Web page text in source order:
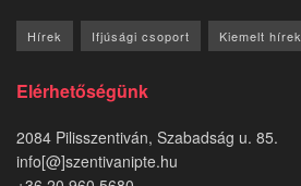
Hírek Ifjúsági csoport Kiemelt hírek
Elérhetőségünk
2084 Pilisszentiván, Szabadság u. 85.
info[@]szentivanipte.hu